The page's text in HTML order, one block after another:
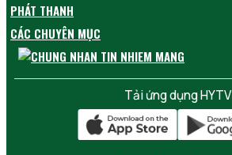
PHÁT THANH
CÁC CHUYÊN MỤC
Tải ứng dụng HYTV